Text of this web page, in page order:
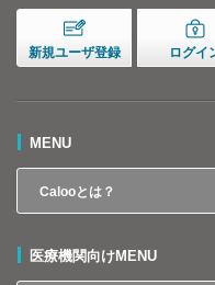
新規ユーザ登録 ログイ
MENU
Calooとは？
医療機関向けMENU